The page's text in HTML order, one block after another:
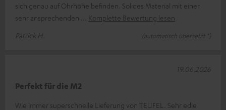
sich genau auf Ohrhöhe befinden. Solides Material mit einer
sehr ansprechenden
Komplette Bewertung lesen
Patrick H.
(automatisch übersetzt *)
Perfekt für die M2
Wie immer superschnelle Lieferung von TEUFEL. Sehr edle
19.06.2026